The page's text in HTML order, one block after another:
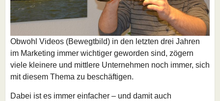
Obwohl Videos (Bewegtbild) in den letzten drei Jahren
im Marketing immer wichtiger geworden sind, zögern
viele kleinere und mittlere Unternehmen noch immer, sich
mit diesem Thema zu beschäftigen.
Dabei ist es immer einfacher – und damit auch